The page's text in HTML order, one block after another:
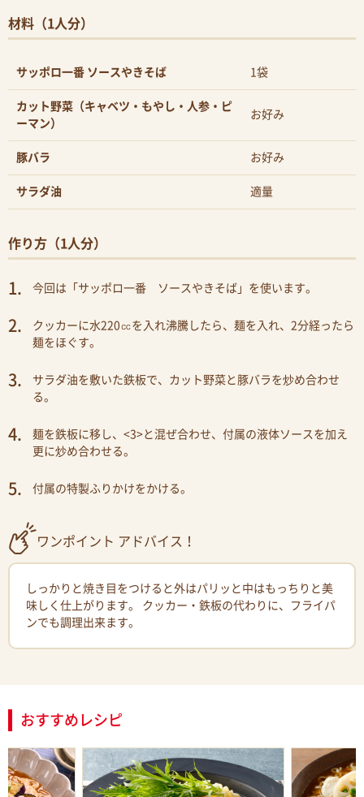
材料（1人分）
サッポロ一番 ソースやきそば 1袋
カット野菜（キャベツ・もやし・人参・ピ
ーマン）
お好み
豚バラ お好み
サラダ油 適量
作り方（1人分）
今回は「サッポロ一番 ソースやきそば」を使います。
クッカーに水220㏄を入れ沸騰したら、麺を入れ、2分経ったら
麺をほぐす。
サラダ油を敷いた鉄板で、カット野菜と豚バラを炒め合わせ
る。
麺を鉄板に移し、<3>と混ぜ合わせ、付属の液体ソースを加え
更に炒め合わせる。
付属の特製ふりかけをかける。
ワンポイント アドバイス！
しっかりと焼き目をつけると外はパリッと中はもっちりと美
味しく仕上がります。 クッカー・鉄板の代わりに、フライパ
ンでも調理出来ます。
おすすめレシピ